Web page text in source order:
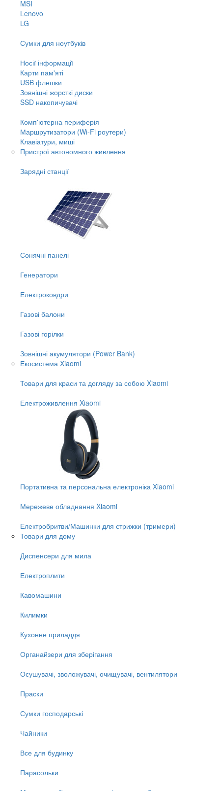
MSI
Lenovo
LG
Сумки для ноутбуків
Носії інформації
Карти пам'яті
USB флешки
Зовнішні жорсткі диски
SSD накопичувачі
Комп'ютерна периферія
Маршрутизатори (Wi-Fi роутери)
Клавіатури, миші
Пристрої автономного живлення
Зарядні станції
Сонячні панелі
Генератори
Електроковдри
Газові балони
Газові горілки
Зовнішні акумулятори (Power Bank)
Екосистема Xiaomi
Товари для краси та догляду за собою Xiaomi
Електроживлення Xiaomi
Портативна та персональна електроніка Xiaomi
Мережеве обладнання Xiaomi
Електробритви/Машинки для стрижки (тримери)
Товари для дому
Диспенсери для мила
Електроплити
Кавомашини
Килимки
Кухонне приладдя
Органайзери для зберігання
Осушувачі, зволожувачі, очищувачі, вентилятори
Праски
Сумки господарські
Чайники
Все для будинку
Парасольки